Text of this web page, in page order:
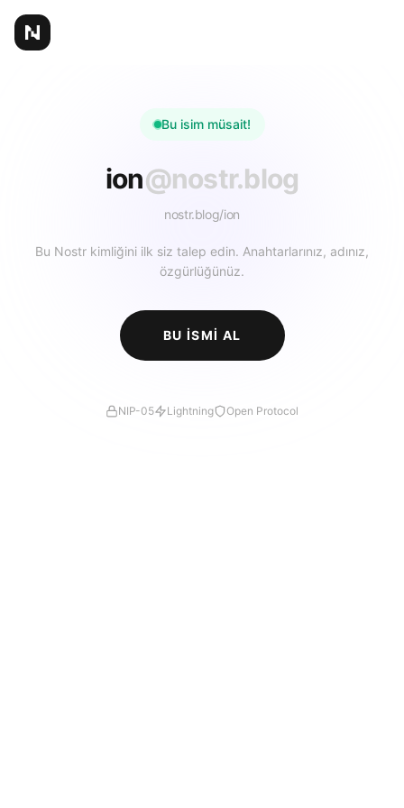
Bu isim müsait!
ion@nostr.blog
nostr.blog/ion
Bu Nostr kimliğini ilk siz talep edin. Anahtarlarınız, adınız,
özgürlüğünüz.
BU ISMI AL
NIP-05 Lightning Open Protocol